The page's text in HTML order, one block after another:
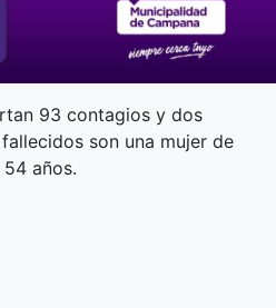
93 contagios y dos
son una mujer de
años.